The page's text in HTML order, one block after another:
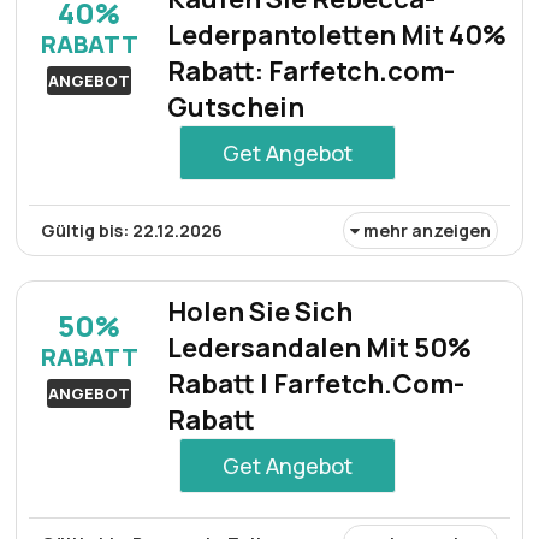
sich sowohl für formelle als auch für ungezwungene
Anlässe eignet.
40%
RABATT
ANGEBOT
Lederpantoletten Mit 40%
Rabatt: Farfetch.com-
Gutschein
Get Angebot
Gültig bis: 22.12.2026 mehr anzeigen
einem unglaublichen Rabatt von 40%! Werten Sie Ihre
Schuhkollektion mit diesen stilvollen und bequemen
Pantoletten aus hochwertigem Leder auf.
50%
RABATT
ANGEBOT
Holen Sie Sich
Ledersandalen Mit 50%
Rabatt | Farfetch.Com-
Rabatt
Get Angebot